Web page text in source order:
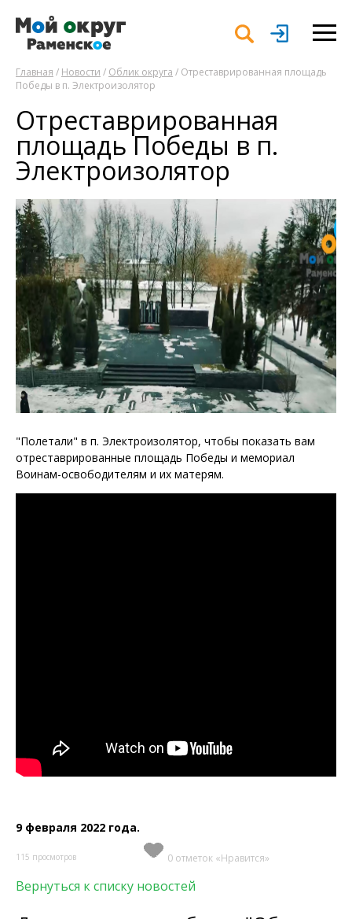
Главная / Новости / Облик округа / Отреставрированная площадь
Победы в п. Электроизолятор
Отреставрированная
площадь Победы в п.
Электроизолятор
"Полетали" в п. Электроизолятор, чтобы показать вам
отреставрированные площадь Победы и мемориал
Воинам-освободителям и их матерям.
9 февраля 2022 года.
115 просмотров 0 отметок «Нравится»
Вернуться к списку новостей